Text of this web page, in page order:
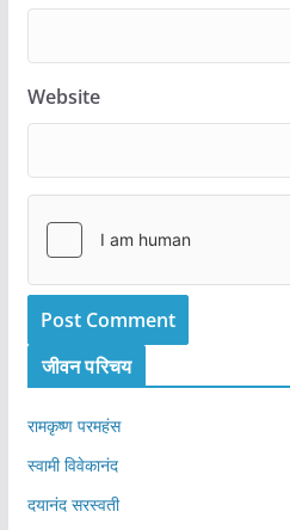
Website
जीवन परिचय
रामकृष्ण परमहंस
स्वामी विवेकानंद
दयानंद सरस्वती